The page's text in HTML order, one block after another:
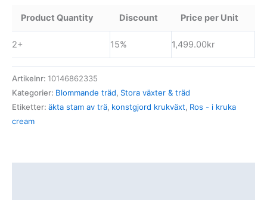
Product Quantity Discount Price per Unit
2+ 15% 1,499.00kr
Artikelnr: 10146862335
Kategorier: Blommande träd, Stora växter & träd
Etiketter: äkta stam av trä, konstgjord krukväxt, Ros - i kruka
cream